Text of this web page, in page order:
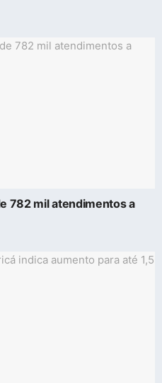
782 mil atendimentos a